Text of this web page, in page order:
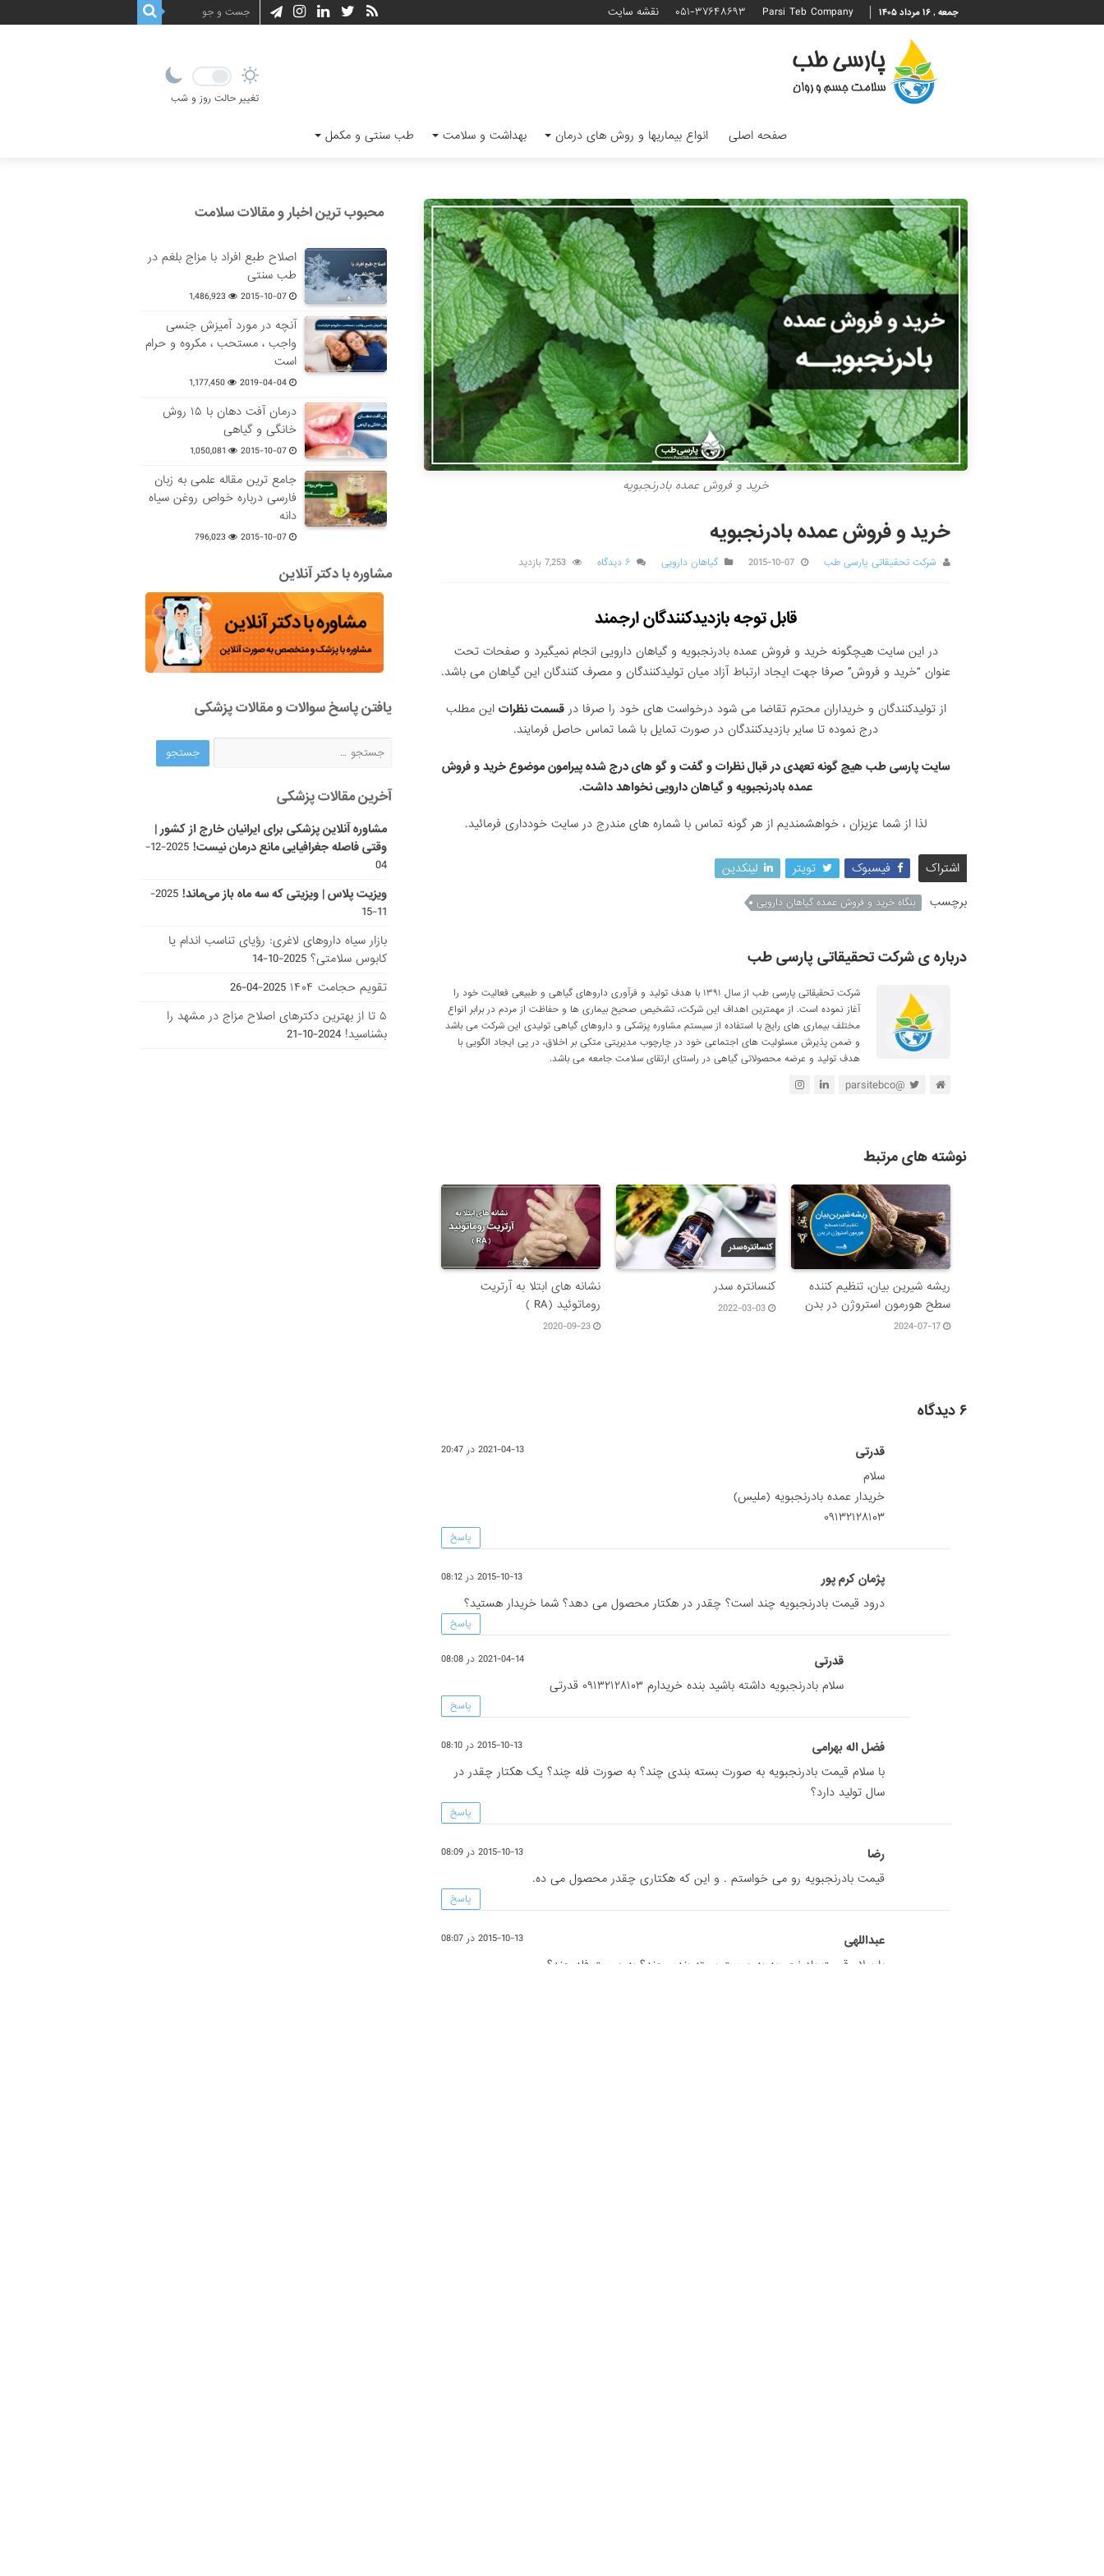
جمعه , ۱۶ مرداد ۱۴۰۵ Parsi Teb Company ۰۵۱-۳۷۶۴۸۶۹۳ نقشه سایت
تغییر حالت روز و شب
صفحه اصلی انواع بیماریها و روش های درمان بهداشت و سلامت طب سنتی و مکمل
خرید و فروش عمده بادرنجبویه
خرید و فروش عمده بادرنجبویه
شرکت تحقیقاتی پارسی طب 2015-10-07 گیاهان دارویی ۶ دیدگاه 7,253 بازدید
قابل توجه بازدیدکنندگان ارجمند
در این سایت هیچگونه خرید و فروش عمده بادرنجبویه و گیاهان دارویی انجام نمیگیرد و صفحات تحت
عنوان “خرید و فروش” صرفا جهت ایجاد ارتباط آزاد میان تولیدکنندگان و مصرف کنندگان این گیاهان می باشد.
از تولیدکنندگان و خریداران محترم تقاضا می شود درخواست های خود را صرفا درقسمت نظرات این مطلب
درج نموده تا سایر بازدیدکنندگان در صورت تمایل با شما تماس حاصل فرمایند.
سایت پارسی طب هیچ گونه تعهدی در قبال نظرات و گفت و گو های درج شده پیرامون موضوع خرید و فروش
عمده بادرنجبویه و گیاهان دارویی نخواهد داشت.
لذا از شما عزیزان ، خواهشمندیم از هر گونه تماس با شماره های مندرج در سایت خودداری فرمائید.
اشتراک فیسبوک تویتر
لینکدین
برچسب
بنگاه خرید و فروش عمده گیاهان دارویی
درباره ی شرکت تحقیقاتی پارسی طب
شرکت تحقیقاتی پارسی طب از سال ۱۳۹۱ با هدف تولید و فرآوری داروهای گیاهی و طبیعی فعالیت خود را
آغاز نموده است. از مهمترین اهداف این شرکت، تشخیص صحیح بیماری ها و حفاظت از مردم در برابر انواع
مختلف بیماری های رایج با استفاده از سیستم مشاوره پزشکی و داروهای گیاهی تولیدی این شرکت می باشد
و ضمن پذیرش مسئولیت های اجتماعی خود در چارچوب مدیریتی متکی بر اخلاق، در پی ایجاد الگویی با
هدف تولید و عرضه محصولاتی گیاهی در راستای ارتقای سلامت جامعه می باشد.
@parsitebco
نوشته های مرتبط
ریشه شیرین بیان، تنظیم کننده
سطح هورمون استروژن در بدن
2024-07-17
کنسانتره سدر
2022-03-03
نشانه های ابتلا به آرتریت
روماتوئید (RA )
2020-09-23
۶ دیدگاه
قدرتی 2021-04-13 در 20:47
سلام
خریدار عمده بادرنجبویه (ملیس)
۰۹۱۳۲۱۲۸۱۰۳
پاسخ
پژمان کرم پور 2015-10-13 در 08:12
درود قیمت بادرنجبویه چند است؟ چقدر در هکتار محصول می دهد؟ شما خریدار هستید؟
پاسخ
قدرتی 2021-04-14 در 08:08
سلام بادرنجبویه داشته باشید بنده خریدارم ۰۹۱۳۲۱۲۸۱۰۳ قدرتی
پاسخ
فضل اله بهرامی 2015-10-13 در 08:10
با سلام قیمت بادرنجبویه به صورت بسته بندی چند؟ به صورت فله چند؟ یک هکتار چقدر در
سال تولید دارد؟
پاسخ
رضا 2015-10-13 در 08:09
قیمت بادرنجبویه رو می خواستم . و این که هکتاری چقدر محصول می ده.
پاسخ
عبداللهی 2015-10-13 در 08:07
با سلام قیمت بادرنجبویه به صورت بسته بندی چند؟ به صورت فله چند؟
محبوب ترین اخبار و مقالات سلامت
اصلاح طبع افراد با مزاج بلغم در
طب سنتی
2015-10-07
1,486,923
آنچه در مورد آمیزش جنسی
واجب ، مستحب ، مکروه و حرام
است
2019-04-04
1,177,450
درمان آفت دهان با ۱۵ روش
خانگی و گیاهی
2015-10-07
1,050,081
جامع ترین مقاله علمی به زبان
فارسی درباره خواص روغن سیاه
دانه
2015-10-07
796,023
مشاوره با دکتر آنلاین
یافتن پاسخ سوالات و مقالات پزشکی
آخرین مقالات پزشکی
مشاوره آنلاین پزشکی برای ایرانیان خارج از کشور |
وقتی فاصله جغرافیایی مانع درمان نیست!
2025-12-
04
ویزیت پلاس | ویزیتی که سه ماه باز می‌ماند!
2025-
11-15
بازار سیاه داروهای لاغری: رؤیای تناسب اندام یا
کابوس سلامتی؟ 2025-10-14
تقویم حجامت ۱۴۰۴
2025-04-26
۵ تا از بهترین دکتر‌های اصلاح مزاج در مشهد را
بشناسید! 2024-10-21